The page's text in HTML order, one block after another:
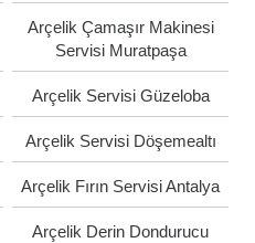
Arçelik Çamaşır Makinesi
Servisi Muratpaşa
Arçelik Servisi Güzeloba
Arçelik Servisi Döşemealtı
Arçelik Fırın Servisi Antalya
Arçelik Derin Dondurucu